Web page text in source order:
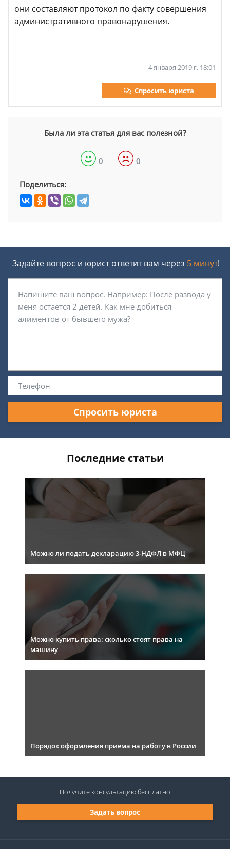
они составляют протокол по факту совершения
административного правонарушения.
4 января 2019 г. 18:01
Спросить юриста
Была ли эта статья для вас полезной?
0 0
Поделиться:
Задайте вопрос и юрист ответит вам через 5 минут!
Спросить юриста
Последние статьи
Можно ли подать декларацию 3-НДФЛ в МФЦ
Можно купить права: сколько стоят права на
машину
Порядок оформления приема на работу в России
Задать вопрос
Получите консультациюбесплатно